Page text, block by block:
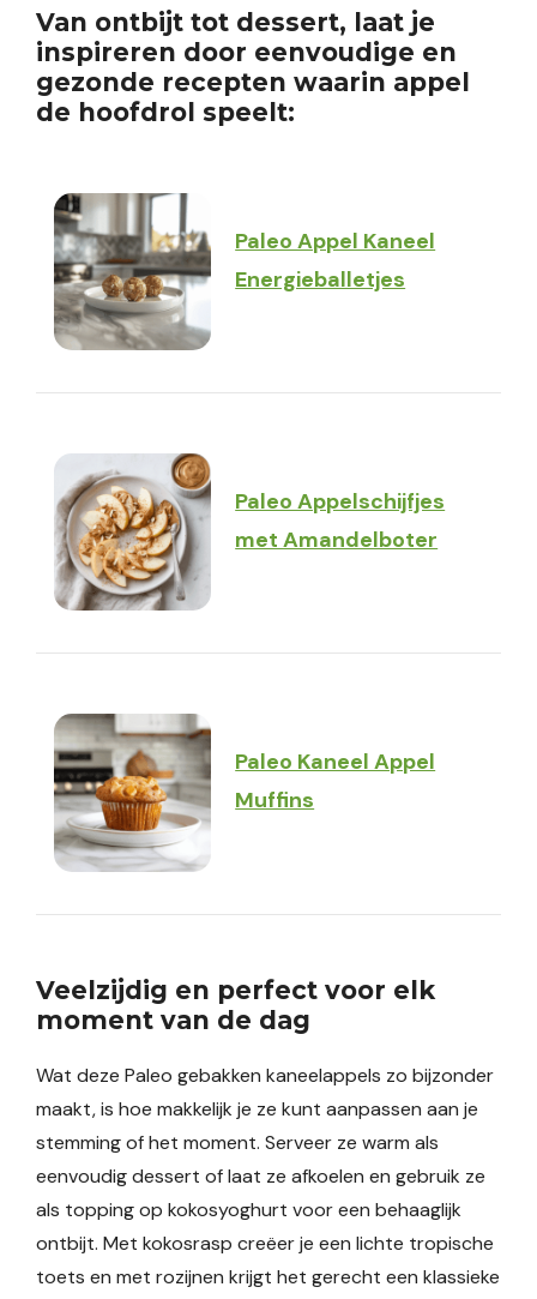
Van ontbijt tot dessert, laat je
inspireren door eenvoudige en
gezonde recepten waarin appel
de hoofdrol speelt:
Paleo Appel Kaneel
Energieballetjes
Paleo Appelschijfjes
met Amandelboter
Paleo Kaneel Appel
Muffins
Veelzijdig en perfect voor elk
moment van de dag
Wat deze Paleo gebakken kaneelappels zo bijzonder
maakt, is hoe makkelijk je ze kunt aanpassen aan je
stemming of het moment. Serveer ze warm als
eenvoudig dessert of laat ze afkoelen en gebruik ze
als topping op kokosyoghurt voor een behaaglijk
ontbijt. Met kokosrasp creëer je een lichte tropische
toets en met rozijnen krijgt het gerecht een klassieke